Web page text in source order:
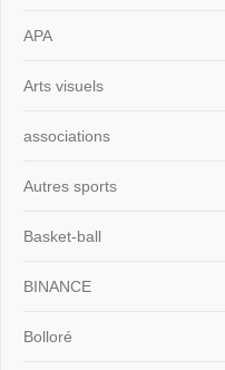
APA
Arts visuels
associations
Autres sports
Basket-ball
BINANCE
Bolloré